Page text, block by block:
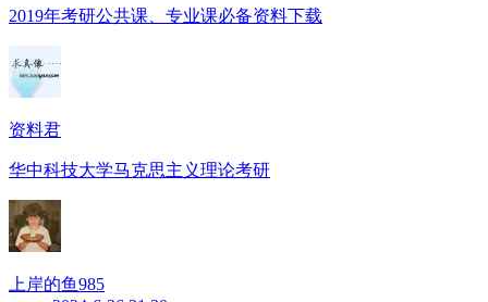
2019年考研公共课、专业课必备资料下载
资料君
华中科技大学马克思主义理论考研
上岸的鱼985